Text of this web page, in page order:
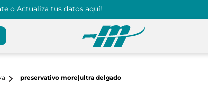
o Actualiza tus datos aquí!
preservativo more|ultra delgado